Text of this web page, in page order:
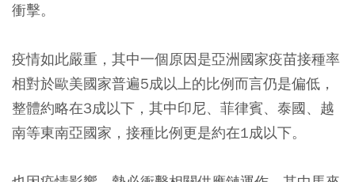
衝擊。
疫情如此嚴重，其中一個原因是亞洲國家疫苗接種率
相對於歐美國家普遍5成以上的比例而言仍是偏低，
整體約略在3成以下，其中印尼、菲律賓、泰國、越
南等東南亞國家，接種比例更是約在1成以下。